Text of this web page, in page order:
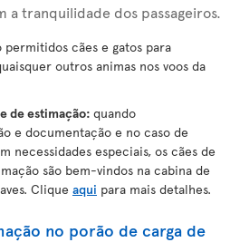
a tranquilidade dos passageiros.
permitidos cães e gatos para
outros animas nos voos da
de estimação: quando
e documentação e no caso de
necessidades especiais, os cães de
são bem-vindos na cabina de
Clique aqui para mais detalhes.
no porão de carga de